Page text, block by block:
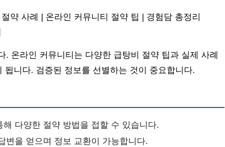
약 사례 | 온라인 커뮤니티 절약 팁 | 경험담 총정리
온라인 커뮤니티는 다양한 급탕비 절약 팁과 실제 사례
니다. 검증된 정보를 선별하는 것이 중요합니다.
다양한 절약 방법을 접할 수 있습니다.
변을 얻으며 정보 교환이 가능합니다.